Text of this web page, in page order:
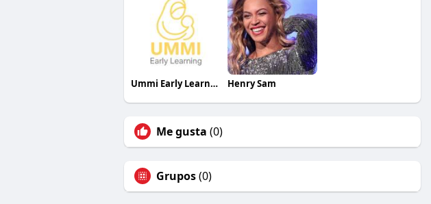
Ummi Early Learning Henry Sam
Me gusta (0)
Grupos(0)